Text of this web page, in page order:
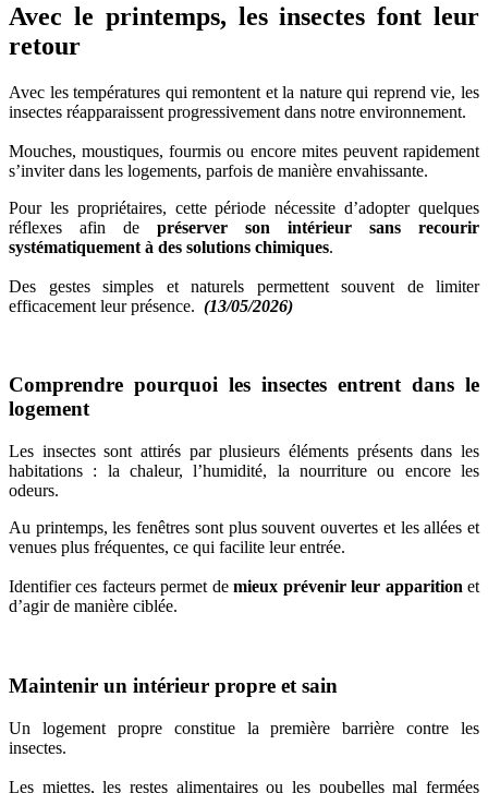
Avec le printemps, les insectes font leur
retour
Avec les températures qui remontent et la nature qui reprend vie, les
insectes réapparaissent progressivement dans notre environnement.
Mouches, moustiques, fourmis ou encore mites peuvent rapidement
s’inviter dans les logements, parfois de manière envahissante.
Pour les propriétaires, cette période nécessite d’adopter quelques
réflexes afin de préserver son intérieur sans recourir
systématiquement à des solutions chimiques.
Des gestes simples et naturels permettent souvent de limiter
efficacement leur présence. (13/05/2026)
Comprendre pourquoi les insectes entrent dans le
logement
Les insectes sont attirés par plusieurs éléments présents dans les
habitations : la chaleur, l’humidité, la nourriture ou encore les
odeurs.
Au printemps, les fenêtres sont plus souvent ouvertes et les allées et
venues plus fréquentes, ce qui facilite leur entrée.
Identifier ces facteurs permet demieux prévenir leur apparition et
d’agir de manière ciblée.
Maintenir un intérieur propre et sain
Un logement propre constitue la première barrière contre les
insectes.
Les miettes, les restes alimentaires ou les poubelles mal fermées